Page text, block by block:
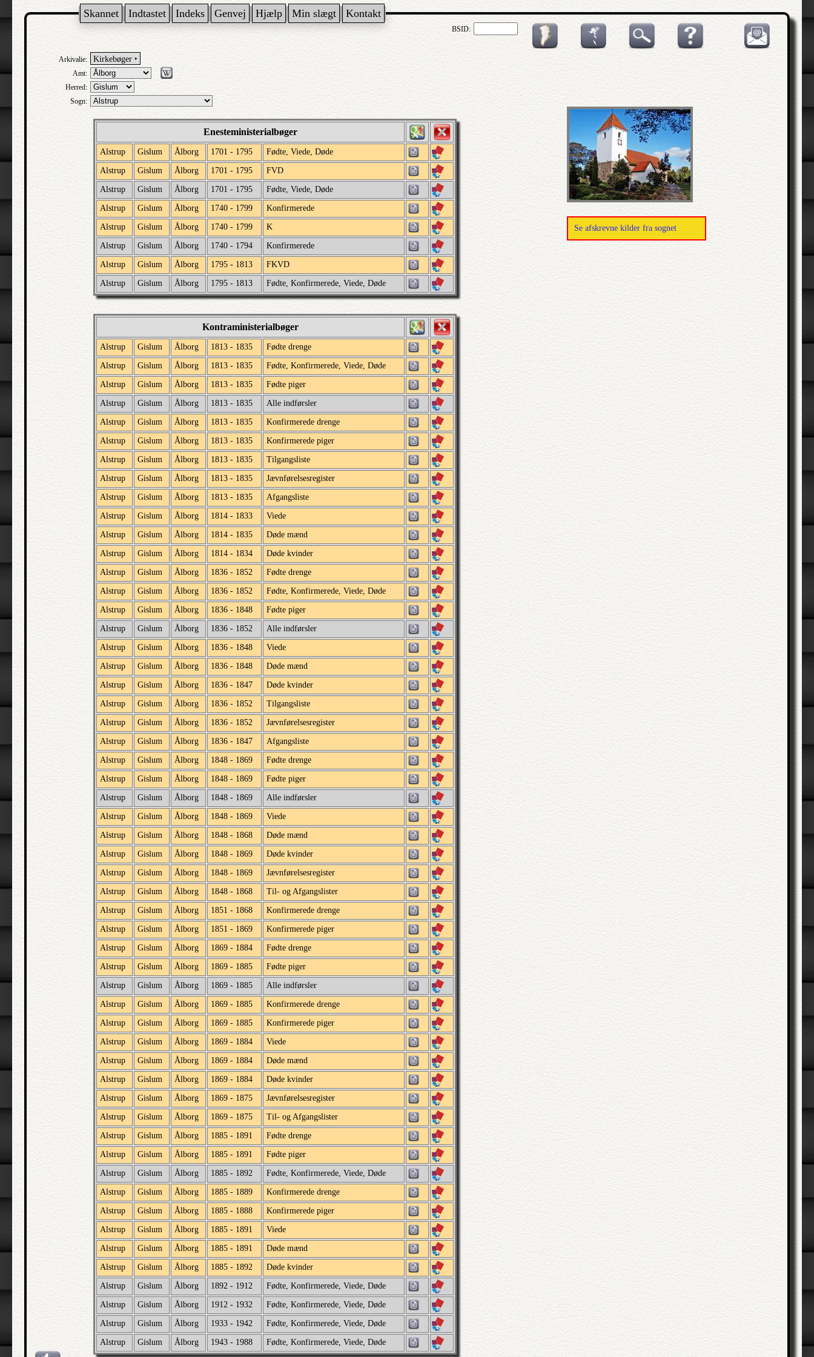
Skannet Indtastet Indeks Genvej Hjælp Min slægt Kontakt
BSID:
Arkivalie: Kirkebøger ‣
Amt:
Herred:
Sogn:
Se afskrevne kilder fra sognet
Enesteministerialbøger
Alstrup Gislum Ålborg 1701 - 1795 Fødte, Viede, Døde
Alstrup Gislum Ålborg 1701 - 1795 FVD
Alstrup Gislum Ålborg 1701 - 1795 Fødte, Viede, Døde
Alstrup Gislum Ålborg 1740 - 1799 Konfirmerede
Alstrup Gislum Ålborg 1740 - 1799 K
Alstrup Gislum Ålborg 1740 - 1794 Konfirmerede
Alstrup Gislum Ålborg 1795 - 1813 FKVD
Alstrup Gislum Ålborg 1795 - 1813 Fødte, Konfirmerede, Viede, Døde
Kontraministerialbøger
Alstrup Gislum Ålborg 1813 - 1835 Fødte drenge
Alstrup Gislum Ålborg 1813 - 1835 Fødte, Konfirmerede, Viede, Døde
Alstrup Gislum Ålborg 1813 - 1835 Fødte piger
Alstrup Gislum Ålborg 1813 - 1835 Alle indførsler
Alstrup Gislum Ålborg 1813 - 1835 Konfirmerede drenge
Alstrup Gislum Ålborg 1813 - 1835 Konfirmerede piger
Alstrup Gislum Ålborg 1813 - 1835 Tilgangsliste
Alstrup Gislum Ålborg 1813 - 1835 Jævnførelsesregister
Alstrup Gislum Ålborg 1813 - 1835 Afgangsliste
Alstrup Gislum Ålborg 1814 - 1833 Viede
Alstrup Gislum Ålborg 1814 - 1835 Døde mænd
Alstrup Gislum Ålborg 1814 - 1834 Døde kvinder
Alstrup Gislum Ålborg 1836 - 1852 Fødte drenge
Alstrup Gislum Ålborg 1836 - 1852 Fødte, Konfirmerede, Viede, Døde
Alstrup Gislum Ålborg 1836 - 1848 Fødte piger
Alstrup Gislum Ålborg 1836 - 1852 Alle indførsler
Alstrup Gislum Ålborg 1836 - 1848 Viede
Alstrup Gislum Ålborg 1836 - 1848 Døde mænd
Alstrup Gislum Ålborg 1836 - 1847 Døde kvinder
Alstrup Gislum Ålborg 1836 - 1852 Tilgangsliste
Alstrup Gislum Ålborg 1836 - 1852 Jævnførelsesregister
Alstrup Gislum Ålborg 1836 - 1847 Afgangsliste
Alstrup Gislum Ålborg 1848 - 1869 Fødte drenge
Alstrup Gislum Ålborg 1848 - 1869 Fødte piger
Alstrup Gislum Ålborg 1848 - 1869 Alle indførsler
Alstrup Gislum Ålborg 1848 - 1869 Viede
Alstrup Gislum Ålborg 1848 - 1868 Døde mænd
Alstrup Gislum Ålborg 1848 - 1869 Døde kvinder
Alstrup Gislum Ålborg 1848 - 1869 Jævnførelsesregister
Alstrup Gislum Ålborg 1848 - 1868 Til- og Afgangslister
Alstrup Gislum Ålborg 1851 - 1868 Konfirmerede drenge
Alstrup Gislum Ålborg 1851 - 1869 Konfirmerede piger
Alstrup Gislum Ålborg 1869 - 1884 Fødte drenge
Alstrup Gislum Ålborg 1869 - 1885 Fødte piger
Alstrup Gislum Ålborg 1869 - 1885 Alle indførsler
Alstrup Gislum Ålborg 1869 - 1885 Konfirmerede drenge
Alstrup Gislum Ålborg 1869 - 1885 Konfirmerede piger
Alstrup Gislum Ålborg 1869 - 1884 Viede
Alstrup Gislum Ålborg 1869 - 1884 Døde mænd
Alstrup Gislum Ålborg 1869 - 1884 Døde kvinder
Alstrup Gislum Ålborg 1869 - 1875 Jævnførelsesregister
Alstrup Gislum Ålborg 1869 - 1875 Til- og Afgangslister
Alstrup Gislum Ålborg 1885 - 1891 Fødte drenge
Alstrup Gislum Ålborg 1885 - 1891 Fødte piger
Alstrup Gislum Ålborg 1885 - 1892 Fødte, Konfirmerede, Viede, Døde
Alstrup Gislum Ålborg 1885 - 1889 Konfirmerede drenge
Alstrup Gislum Ålborg 1885 - 1888 Konfirmerede piger
Alstrup Gislum Ålborg 1885 - 1891 Viede
Alstrup Gislum Ålborg 1885 - 1891 Døde mænd
Alstrup Gislum Ålborg 1885 - 1892 Døde kvinder
Alstrup Gislum Ålborg 1892 - 1912 Fødte, Konfirmerede, Viede, Døde
Alstrup Gislum Ålborg 1912 - 1932 Fødte, Konfirmerede, Viede, Døde
Alstrup Gislum Ålborg 1933 - 1942 Fødte, Konfirmerede, Viede, Døde
Alstrup Gislum Ålborg 1943 - 1988 Fødte, Konfirmerede, Viede, Døde